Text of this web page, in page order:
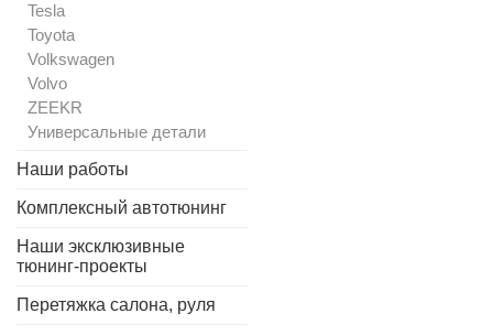
Tesla
Toyota
Volkswagen
Volvo
ZEEKR
Универсальные детали
Наши работы
Комплексный автотюнинг
Наши эксклюзивные
тюнинг-проекты
Перетяжка салона, руля